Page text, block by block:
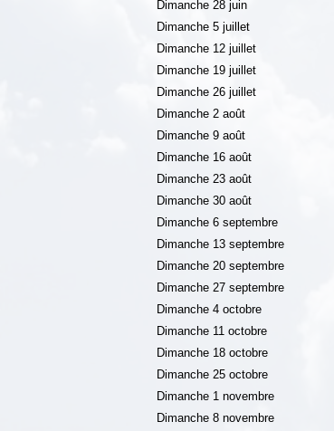
Dimanche 28 juin
Dimanche 5 juillet
Dimanche 12 juillet
Dimanche 19 juillet
Dimanche 26 juillet
Dimanche 2 août
Dimanche 9 août
Dimanche 16 août
Dimanche 23 août
Dimanche 30 août
Dimanche 6 septembre
Dimanche 13 septembre
Dimanche 20 septembre
Dimanche 27 septembre
Dimanche 4 octobre
Dimanche 11 octobre
Dimanche 18 octobre
Dimanche 25 octobre
Dimanche 1 novembre
Dimanche 8 novembre